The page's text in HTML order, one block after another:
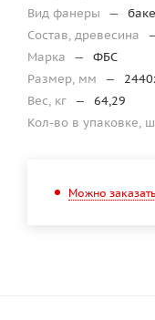
Вид фанеры
—
Состав, древесина
Марка
—
ФБС
Размер, мм
—
Вес, кг —
64,29
Кол-во в упаковке,
Можно заказать